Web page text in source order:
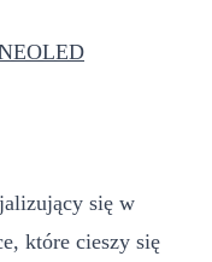
się w
które cieszy się